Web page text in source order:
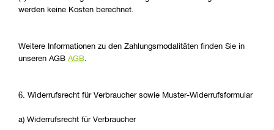
werden keine Kosten berechnet.
Weitere Informationen zu den Zahlungsmodalitäten finden Sie in
unseren AGB AGB.
6. Widerrufsrecht für Verbraucher sowie Muster-Widerrufsformular
a) Widerrufsrecht für Verbraucher